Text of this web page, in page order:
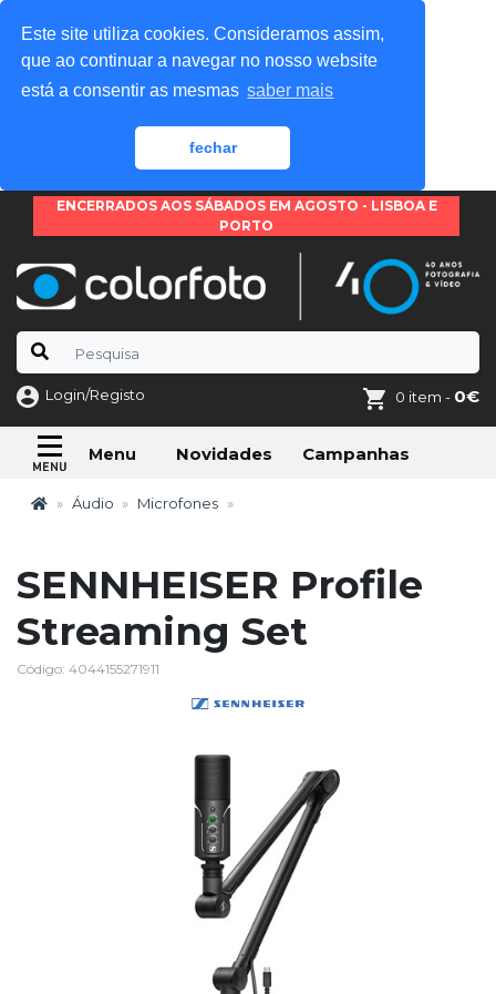
Este site utiliza cookies. Consideramos assim,
que ao continuar a navegar no nosso website
está a consentir as mesmas saber mais
fechar
ENCERRADOS AOS SÁBADOS EM AGOSTO - LISBOA E
PORTO
Login/Registo 0 item - 0€
Menu Novidades Campanhas
Áudio Microfones
SENNHEISER Profile
Streaming Set
Código: 4044155271911